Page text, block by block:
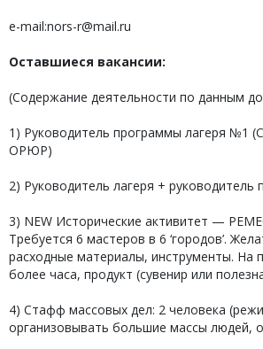
е-mail:nors-r@mail.ru
Оставшиеся вакансии:
(Содержание деятельности по данным
1) Руководитель программы лагеря №1
ОРЮР)
2) Руководитель лагеря +
3) NEW Исторические активитет —
Требуется 6 мастеров в 6 ‘городов’.
расходные материалы, инструменты. На
более часа, продукт (сувенир или
4) Стафф массовых дел: 2 человека
организовывать большие массы людей,